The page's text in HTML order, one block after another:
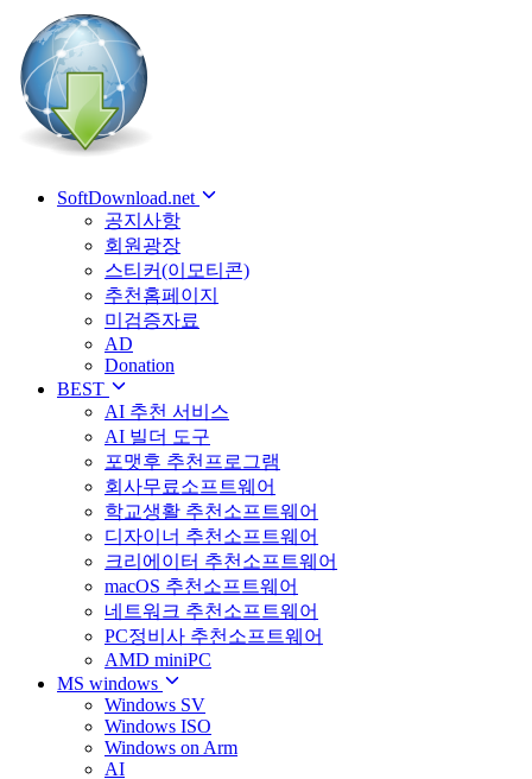
SoftDownload.net
공지사항
회원광장
스티커(이모티콘)
추천홈페이지
미검증자료
AD
Donation
BEST
AI 추천 서비스
AI 빌더 도구
포맷후 추천프로그램
회사무료소프트웨어
학교생활 추천소프트웨어
디자이너 추천소프트웨어
크리에이터 추천소프트웨어
macOS 추천소프트웨어
네트워크 추천소프트웨어
PC정비사 추천소프트웨어
AMD miniPC
MS windows
Windows SV
Windows ISO
Windows on Arm
AI